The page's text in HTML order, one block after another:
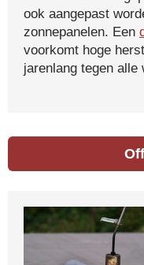
ook aangepast
zonnepanelen. Een
voorkomt hoge
jarenlang tegen alle